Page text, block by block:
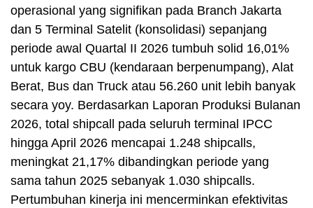
operasional yang signifikan pada Branch Jakarta
dan 5 Terminal Satelit (konsolidasi) sepanjang
periode awal Quartal II 2026 tumbuh solid 16,01%
untuk kargo CBU (kendaraan berpenumpang), Alat
Berat, Bus dan Truck atau 56.260 unit lebih banyak
secara yoy. Berdasarkan Laporan Produksi Bulanan
2026, total shipcall pada seluruh terminal IPCC
hingga April 2026 mencapai 1.248 shipcalls,
meningkat 21,17% dibandingkan periode yang
sama tahun 2025 sebanyak 1.030 shipcalls.
Pertumbuhan kinerja ini mencerminkan efektivitas